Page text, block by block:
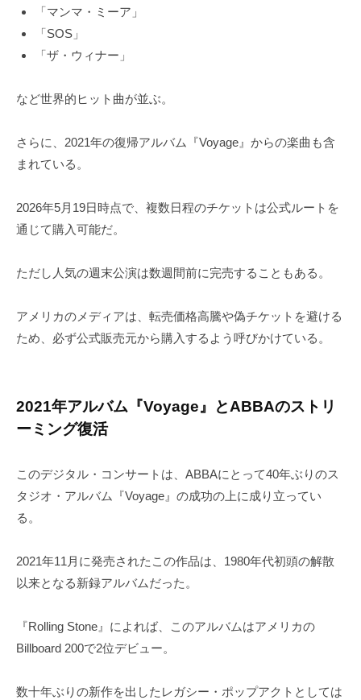
「マンマ・ミーア」
「SOS」
「ザ・ウィナー」
など世界的ヒット曲が並ぶ。
さらに、2021年の復帰アルバム『Voyage』からの楽曲も含
まれている。
2026年5月19日時点で、複数日程のチケットは公式ルートを
通じて購入可能だ。
ただし人気の週末公演は数週間前に完売することもある。
アメリカのメディアは、転売価格高騰や偽チケットを避ける
ため、必ず公式販売元から購入するよう呼びかけている。
2021年アルバム『Voyage』とABBAのストリ
ーミング復活
このデジタル・コンサートは、ABBAにとって40年ぶりのス
タジオ・アルバム『Voyage』の成功の上に成り立ってい
る。
2021年11月に発売されたこの作品は、1980年代初頭の解散
以来となる新録アルバムだった。
『Rolling Stone』によれば、このアルバムはアメリカの
Billboard 200で2位デビュー。
数十年ぶりの新作を出したレガシー・ポップアクトとしては